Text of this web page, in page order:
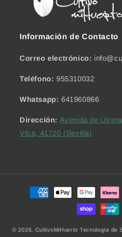
Información de Contacto
Correo electrónico:
Teléfono: 955310032
Whatsapp: 641960866
Dirección: Avenida de
Vfca, 41720 (Sevilla)
Formas
© 2026, CultivoMiHuerto Tecnología de